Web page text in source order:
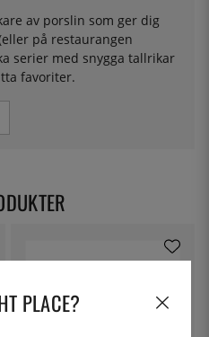
av porslin som ger dig
på restaurangen
serier med snygga tallrikar
favoriter.
PLACE?